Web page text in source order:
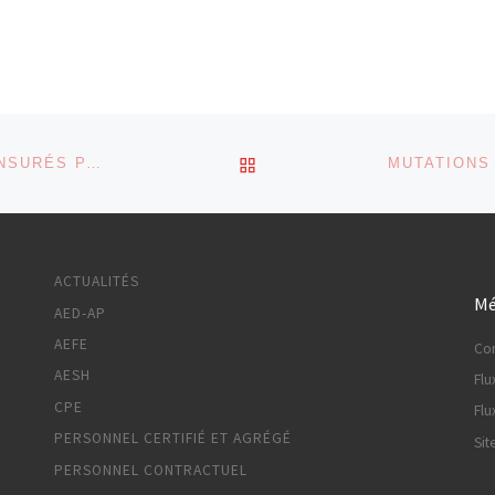
REVERS POUR LE GOUVERNEMENT : LES “PAS” CENSURÉS PAR LE CONSEIL CONSTITUTIONNEL ! RETOUR À LA LISTE
ACTUALITÉS
AED-AP
AEFE
AESH
CPE
PERSONNEL CERTIFIÉ ET AGRÉGÉ
PERSONNEL CONTRACTUEL